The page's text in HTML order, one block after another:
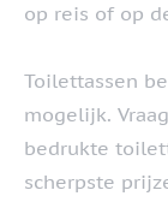
op reis of op
Toilettassen
mogelijk.
bedrukte
scherpste